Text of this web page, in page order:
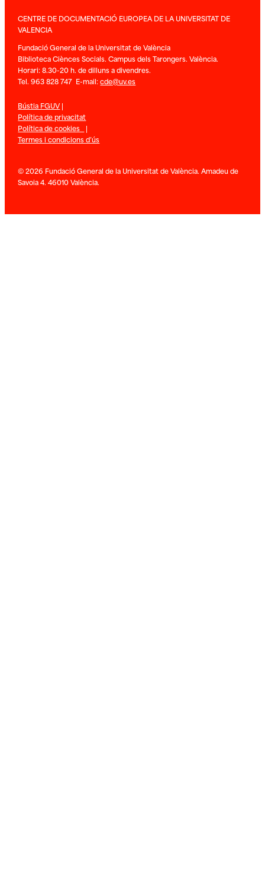
CENTRE DE DOCUMENTACIÓ EUROPEA DE LA UNIVERSITAT DE
VALENCIA
Fundació General de la Universitat de València
Biblioteca Ciènces Socials. Campus dels Tarongers. València.
Horari: 8.30-20 h. de dilluns a divendres.
Tel. 963 828 747 E-mail:cde@uv.es
Bústia FGUV|
Política de privacitat
Política de cookies |
Termes i condicions d’ús
© 2026 Fundació General de la Universitat de València. Amadeu de
Savoia 4. 46010 València.